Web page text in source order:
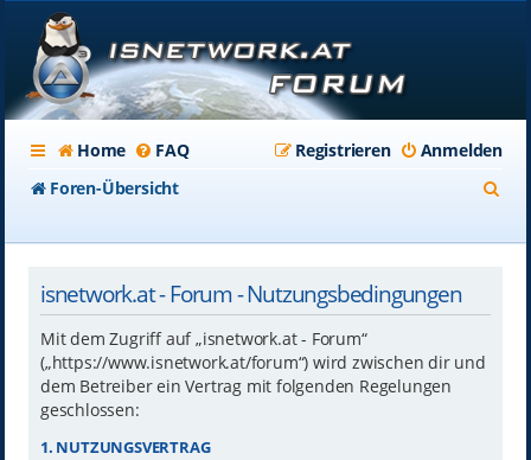
Home FAQ Anmelden
Registrieren
Foren-Übersicht
isnetwork.at - Forum - Nutzungsbedingungen
Mit dem Zugriff auf „isnetwork.at - Forum“
(„https://www.isnetwork.at/forum“) wird zwischen dir und
dem Betreiber ein Vertrag mit folgenden Regelungen
geschlossen:
1. NUTZUNGSVERTRAG